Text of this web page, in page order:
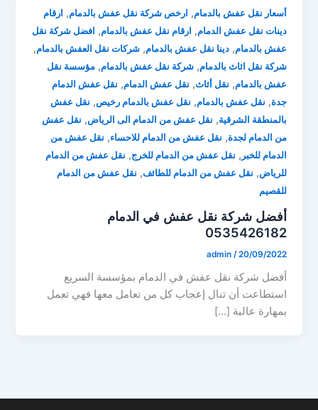
أسعار نقل عفش بالدمام, ارخص شركة نقل عفش بالدمام, ارقام
دينات نقل عفش الدمام, ارقام نقل عفش بالدمام, افضل شركة نقل
عفش بالدمام,دينا نقل عفش بالدمام,شركات نقل العفش بالدمام,
شركة نقل اثاث بالدمام,شركة نقل عفش بالدمام,مؤسسة نقل
عفش بالدمام, نقل أثاث, نقل عفش الدمام, نقل عفش الدمام
جدة, نقل عفش بالدمام, نقل عفش بالدمام رخيص, نقل عفش
بالمنطقة الشرقية, نقل عفش من الدمام الى الرياض, نقل عفش
من الدمام لجدة, نقل عفش من الدمام للاحساء, نقل عفش من
الدمام للخبر , نقل عفش من الدمام للخرج, نقل عفش من الدمام
للرياض, نقل عفش من الدمام للطائف, نقل عفش من الدمام
للقصيم
أفضل شركة نقل عفش في الدمام
0535426182
admin /20/09/2022
أفضل شركة نقل عفش في الدمام بمؤسسة السريع
استطاعت أن تنال إعجاب كل من تعامل معها فهي تعمل
بمهارة عالية […]